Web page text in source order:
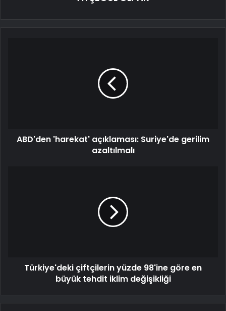
ABD'den 'harekat' açıklaması: Suriye'de gerilim
azaltılmalı
Türkiye'deki çiftçilerin yüzde 98'ine göre en
büyük tehdit iklim değişikliği